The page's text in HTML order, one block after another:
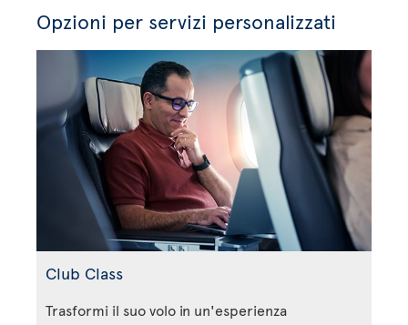
Opzioni per servizi personalizzati
Club Class
Trasformi il suo volo in un'esperienza